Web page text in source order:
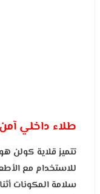
طلاء داخلي
تتميز قلاية كولن
للاستخدام مع
سلامة المكونات